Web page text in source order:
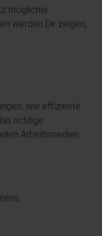
möglicher
werden Dir zeigen,
wie effiziente
richtige
Arbeitsmedien